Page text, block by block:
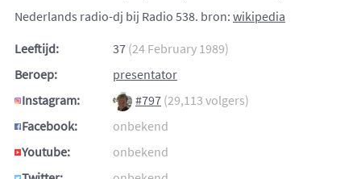
Nederlands radio-dj bij Radio 538. bron: wikipedia
Leeftijd:
37 (24 February 1989)
Beroep:
presentator
Instagram:
#797 (29,113 volgers)
Facebook:
onbekend
Youtube:
onbekend